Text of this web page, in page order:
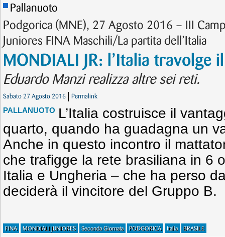
Pallanuoto
Podgorica (MNE), 27 Agosto 2016 – III
Juniores FINA Maschili/La partita dell’Italia
MONDIALI JR: l’Italia travolge
Eduardo Manzi realizza altre sei reti.
Sabato 27 Agosto 2016 Permalink
PALLANUOTO L’Italia costruisce il
quarto, quando ha guadagna un
Anche in questo incontro il
che trafigge la rete brasiliana in 6
Italia e Ungheria – che ha perso
deciderà il vincitore del Gruppo B.
FINA MONDIALI JUNIORES Seconda Giornata PODGORICA Italia BRASILE